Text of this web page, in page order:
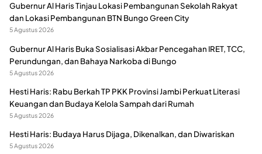
Gubernur Al Haris Tinjau Lokasi Pembangunan Sekolah Rakyat
dan Lokasi Pembangunan BTN Bungo Green City
5 Agustus 2026
Gubernur Al Haris Buka Sosialisasi Akbar Pencegahan IRET, TCC,
Perundungan, dan Bahaya Narkoba di Bungo
5 Agustus 2026
Hesti Haris: Rabu Berkah TP PKK Provinsi Jambi Perkuat Literasi
Keuangan dan Budaya Kelola Sampah dari Rumah
5 Agustus 2026
Hesti Haris: Budaya Harus Dijaga, Dikenalkan, dan Diwariskan
5 Agustus 2026